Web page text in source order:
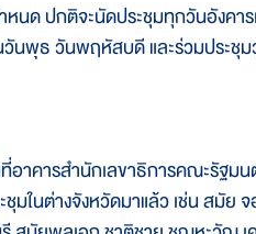
ติจะนัดประชุมทุกวันอังคารเว
วันพุธ วันพฤหัสบดี และร่วมประ
ารสำนักเลขาธิการคณะรัฐมน
มในต่างจังหวัดมาแล้ว เช่น สมัย